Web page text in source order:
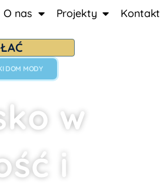
O nas Projekty Kontakt
DOM MODY
w
i